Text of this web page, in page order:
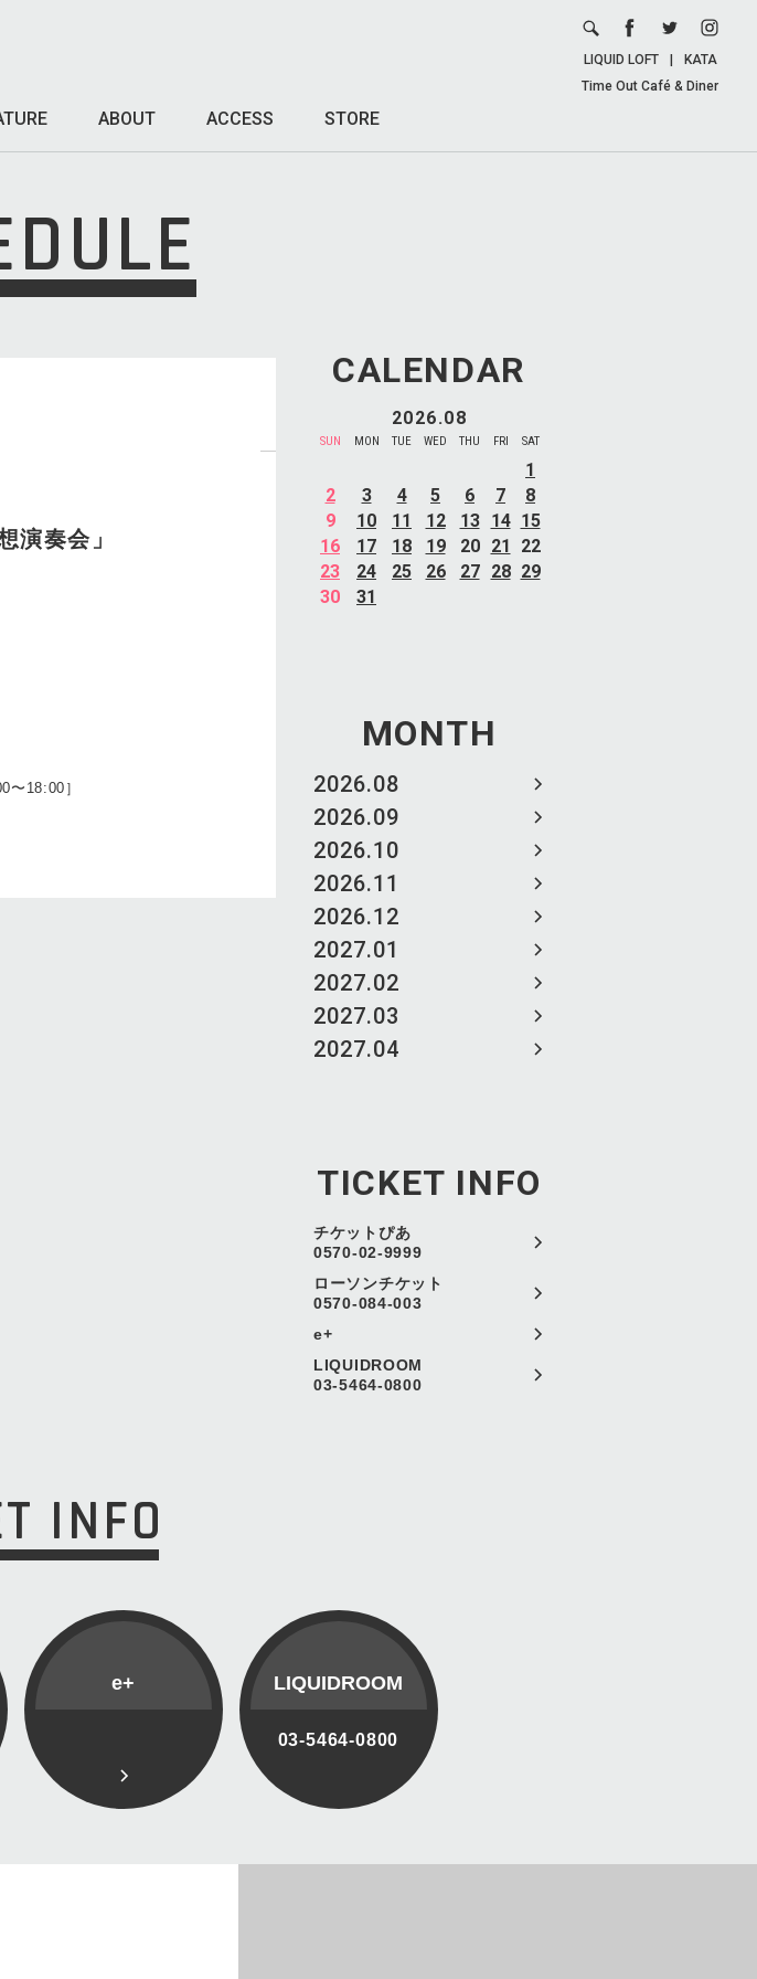
ABOUT ACCESS STORE
LIQUID LOFT
KATA
Time Out Café & Diner
CALENDAR
2026.08
SUN MON TUE WED THU FRI SAT
1
2
3 4 5 6 7
8
9
10 11 12 13 14 15
16
17 18 19 20 21
22
23
24 25 26 27 28 29
30
31
MONTH
2026.08
2026.09
2026.10
2026.11
2026.12
2027.01
2027.02
2027.03
2027.04
TICKET INFO
チケットぴあ
0570-02-9999
ローソンチケット
0570-084-003
e+
LIQUIDROOM
03-5464-0800
演奏会」
〜18:00］
INFO
e+ LIQUIDROOM
03-5464-0800